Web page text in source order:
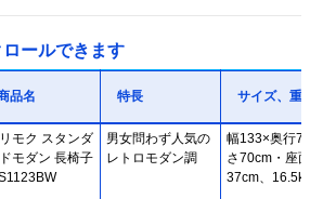
ールできます
品名 特長 サイズ、重さ
モク スタンダ
モダン 長椅子
男女問わず人気の
レトロモダン調
幅133×奥行70×
さ70cm・座面高
37cm、16.5kg